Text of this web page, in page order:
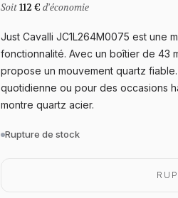
Soit112 € d'économie
Just Cavalli JC1L264M0075 est une
fonctionnalité. Avec un boîtier de 43
propose un mouvement quartz
quotidienne ou pour des occasions
montre quartz acier.
Rupture de stock